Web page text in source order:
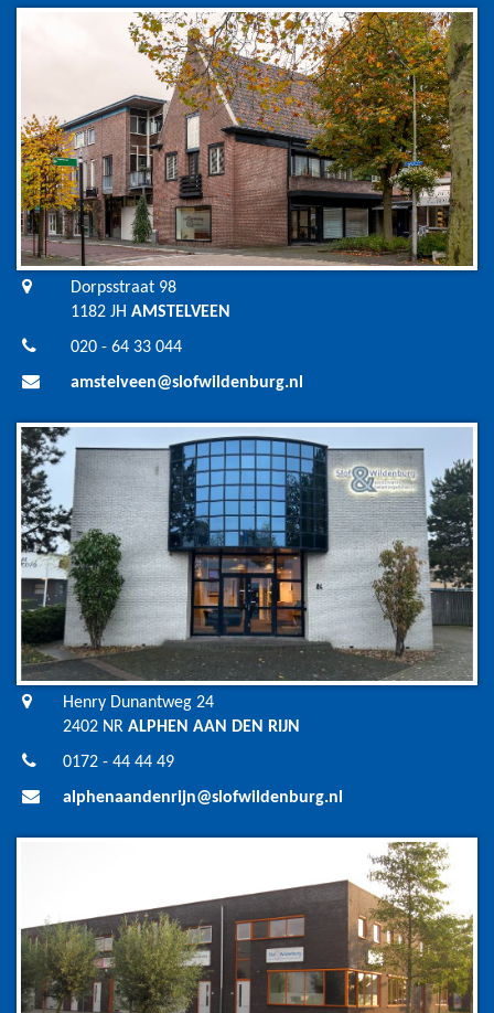
Dorpsstraat 98
1182 JH AMSTELVEEN
020 - 64 33 044
amstelveen@slofwildenburg.nl
Henry Dunantweg 24
2402 NR ALPHEN AAN DEN RIJN
0172 - 44 44 49
alphenaandenrijn@slofwildenburg.nl